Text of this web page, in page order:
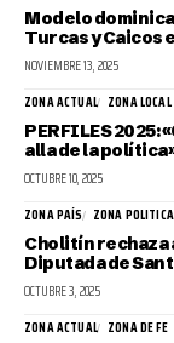
Modelo
Turcas y Caicos
NOVIEMBRE 13, 2025
ZONA ACTUAL ZONA LOCAL
PERFILES 2025:
alla de la
OCTUBRE 10, 2025
ZONA PAÍS ZONA POLITICA
Cholitín rechaza
Diputada de
OCTUBRE 3, 2025
ZONA ACTUAL ZONA DE FE